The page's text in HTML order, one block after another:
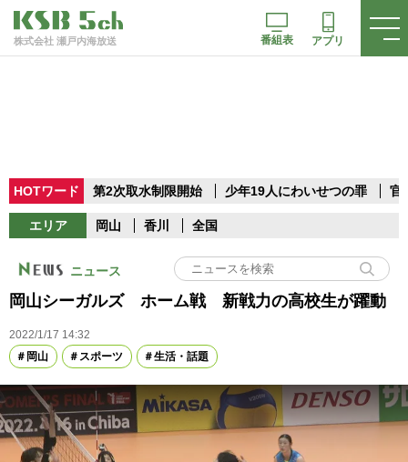
株式会社 瀬戸内海放送 番組表 アプリ
HOTワード 第2次取水制限開始 少年19人にわいせつの罪 官
エリア 岡山 香川 全国
ニュース
岡山シーガルズ ホーム戦 新戦力の高校生が躍動
2022/1/17 14:32
岡山
スポーツ 生活・話題